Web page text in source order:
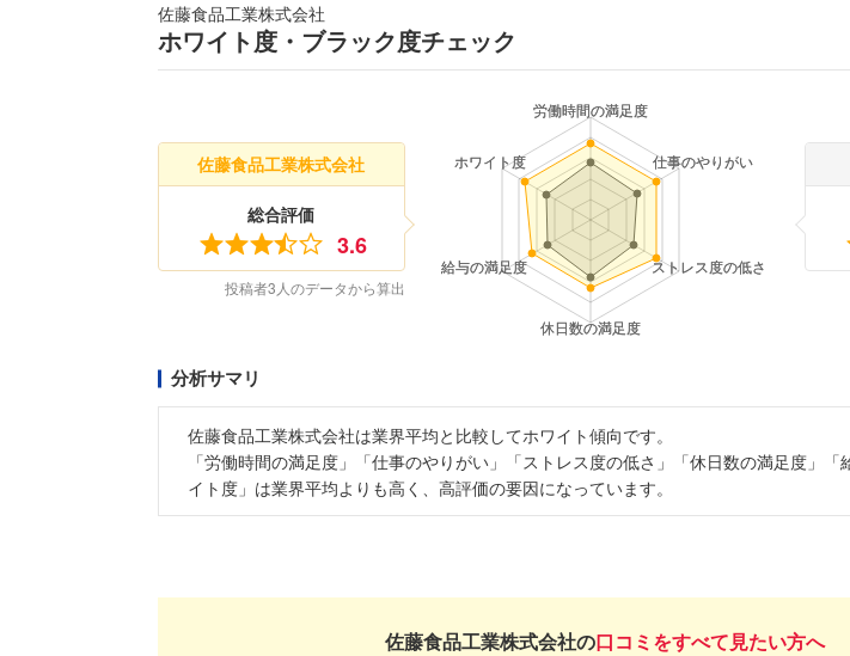
佐藤食品工業株式会社
ホワイト度・ブラック度チェック
佐藤食品工業株式会社
総合評価
3.6
投稿者3人のデータから算出
分析サマリ
佐藤食品工業株式会社は業界平均と比較してホワイト傾向です。
「労働時間の満足度」「仕事のやりがい」「ストレス度の低さ」「休日数の満足度」「
イト度」は業界平均よりも高く、高評価の要因になっています。
佐藤食品工業株式会社の口コミをすべて見たい方へ